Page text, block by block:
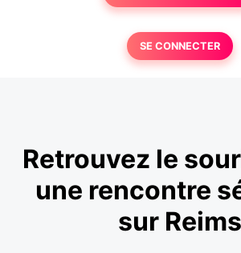
SE CONNECTER
Retrouvez le
une rencontre
sur Reims